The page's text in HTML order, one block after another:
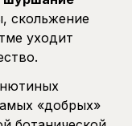
скольжение
уходит
«добрых»